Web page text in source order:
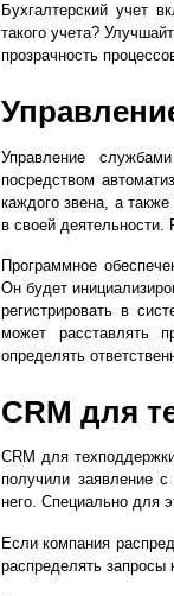
Бухгалтерский учет
такого учета?
прозрачность
Управление
посредством
каждого звена, а
в своей
Программное
Он будет
регистрировать в
может расставлять
определять
CRM для
CRM для
получили заявление
него. Специально для
Если компания
распределять запросы